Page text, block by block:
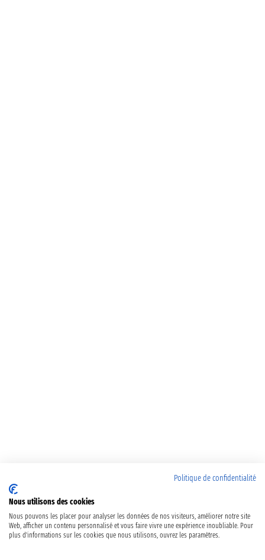
Politique de confidentialité
Nous utilisons des cookies
Nous pouvons les placer pour analyser les données de nos visiteurs, améliorer notre site
Web, afficher un contenu personnalisé et vous faire vivre une expérience inoubliable. Pour
plus d'informations sur les cookies que nous utilisons, ouvrez les paramètres.